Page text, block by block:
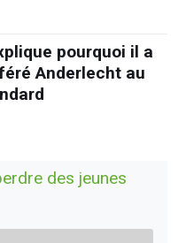
pourquoi il a
Anderlecht au
des jeunes